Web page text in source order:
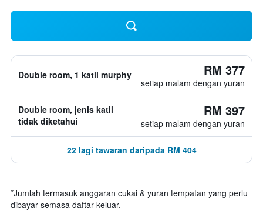
Double room, 1 katil murphy RM 377
setiap malam dengan yuran
Double room, jenis katil
tidak diketahui
RM 397
setiap malam dengan yuran
22 lagi tawaran daripada RM 404
*Jumlah termasuk anggaran cukai & yuran tempatan yang perlu
dibayar semasa daftar keluar.